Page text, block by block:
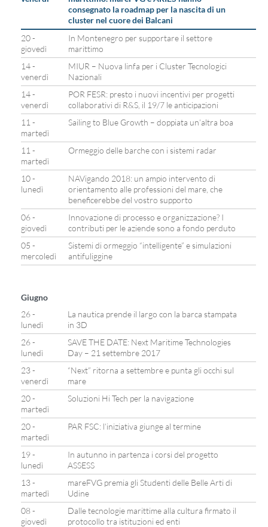
consegnato la roadmap per la nascita di un
cluster nel cuore dei Balcani
20 -
giovedì
In Montenegro per supportare il settore
marittimo
14 -
venerdì
MIUR – Nuova linfa per i Cluster Tecnologici
Nazionali
14 -
venerdì
POR FESR: presto i nuovi incentivi per progetti
collaborativi di R&S, il 19/7 le anticipazioni
11 -
martedì
Sailing to Blue Growth – doppiata un’altra boa
11 -
martedì
Ormeggio delle barche con i sistemi radar
10 -
lunedì
NAVigando 2018: un ampio intervento di
orientamento alle professioni del mare, che
beneficerebbe del vostro supporto
06 -
giovedì
Innovazione di processo e organizzazione? I
contributi per le aziende sono a fondo perduto
05 -
mercoledì
Sistemi di ormeggio “intelligente” e simulazioni
antifuliggine
Giugno
26 -
lunedì
La nautica prende il largo con la barca stampata
in 3D
26 -
lunedì
SAVE THE DATE: Next Maritime Technologies
Day – 21 settembre 2017
23 -
venerdì
“Next” ritorna a settembre e punta gli occhi sul
mare
20 -
martedì
Soluzioni Hi Tech per la navigazione
20 -
martedì
PAR FSC: l’iniziativa giunge al termine
19 -
lunedì
In autunno in partenza i corsi del progetto
ASSESS
13 -
martedì
mareFVG premia gli Studenti delle Belle Arti di
Udine
08 -
giovedì
Dalle tecnologie marittime alla cultura firmato il
protocollo tra istituzioni ed enti